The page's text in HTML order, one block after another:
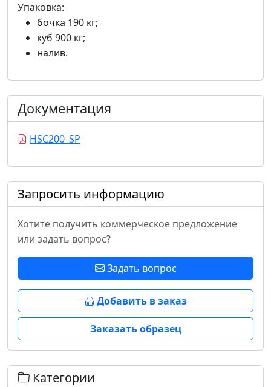
Упаковка:
бочка 190 кг;
куб 900 кг;
налив.
Документация
HSC200_SP
Запросить информацию
Хотите получить коммерческое предложение
или задать вопрос?
Задать вопрос
Добавить в заказ
Заказать образец
Категории